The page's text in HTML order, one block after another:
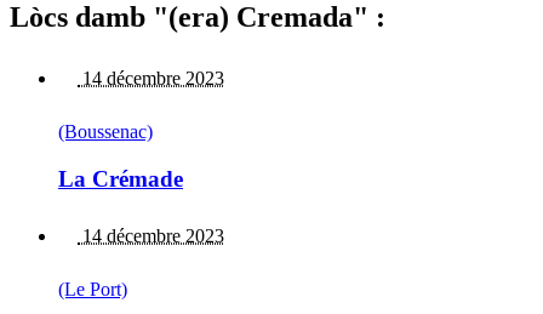
Lòcs damb "(era) Cremada" :
14 décembre 2023
(Boussenac)
La Crémade
14 décembre 2023
(Le Port)